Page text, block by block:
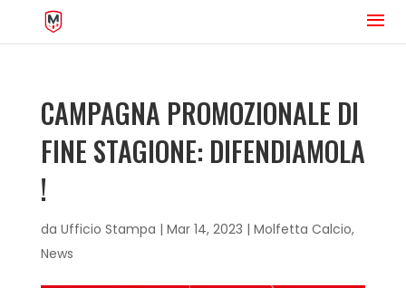
CAMPAGNA PROMOZIONALE DI
FINE STAGIONE: DIFENDIAMOLA
!
da Ufficio Stampa | Mar 14, 2023 | Molfetta Calcio,
News